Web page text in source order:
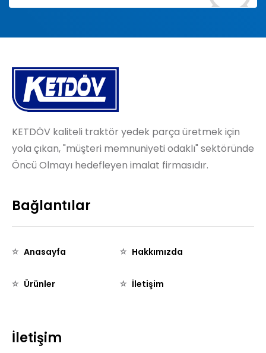
KETDÖV kaliteli traktör yedek parça üretmek için
yola çıkan, "müşteri memnuniyeti odaklı" sektöründe
Öncü Olmayı hedefleyen imalat firmasıdır.
Bağlantılar
Anasayfa Hakkımızda
Ürünler İletişim
İletişim